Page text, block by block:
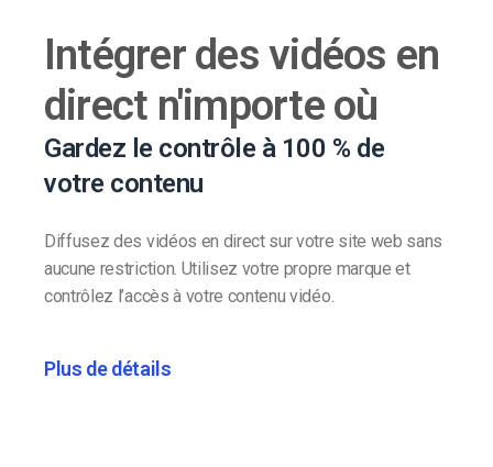
Intégrer des vidéos en
direct n'importe où
Gardez le contrôle à 100 % de
votre contenu
Diffusez des vidéos en direct sur votre site web sans
aucune restriction. Utilisez votre propre marque et
contrôlez l’accès à votre contenu vidéo.
Plus de détails